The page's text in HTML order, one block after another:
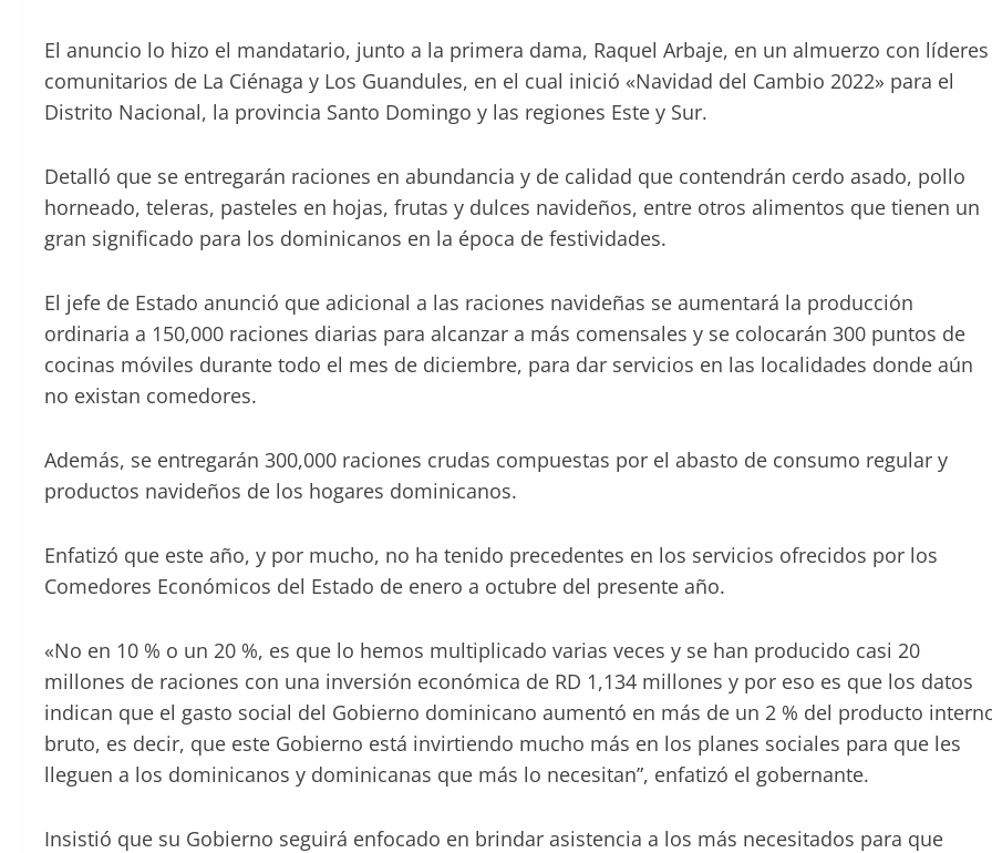
El anuncio lo hizo el mandatario, junto a la primera dama, Raquel Arbaje, en un almuerzo con líderes
comunitarios de La Ciénaga y Los Guandules, en el cual inició «Navidad del Cambio 2022» para el
Distrito Nacional, la provincia Santo Domingo y las regiones Este y Sur.
Detalló que se entregarán raciones en abundancia y de calidad que contendrán cerdo asado, pollo
horneado, teleras, pasteles en hojas, frutas y dulces navideños, entre otros alimentos que tienen un
gran significado para los dominicanos en la época de festividades.
El jefe de Estado anunció que adicional a las raciones navideñas se aumentará la producción
ordinaria a 150,000 raciones diarias para alcanzar a más comensales y se colocarán 300 puntos de
cocinas móviles durante todo el mes de diciembre, para dar servicios en las localidades donde aún
no existan comedores.
Además, se entregarán 300,000 raciones crudas compuestas por el abasto de consumo regular y
productos navideños de los hogares dominicanos.
Enfatizó que este año, y por mucho, no ha tenido precedentes en los servicios ofrecidos por los
Comedores Económicos del Estado de enero a octubre del presente año.
«No en 10 % o un 20 %, es que lo hemos multiplicado varias veces y se han producido casi 20
millones de raciones con una inversión económica de RD 1,134 millones y por eso es que los datos
indican que el gasto social del Gobierno dominicano aumentó en más de un 2 % del producto
bruto, es decir, que este Gobierno está invirtiendo mucho más en los planes sociales para que les
lleguen a los dominicanos y dominicanas que más lo necesitan”, enfatizó el gobernante.
Insistió que su Gobierno seguirá enfocado en brindar asistencia a los más necesitados para que